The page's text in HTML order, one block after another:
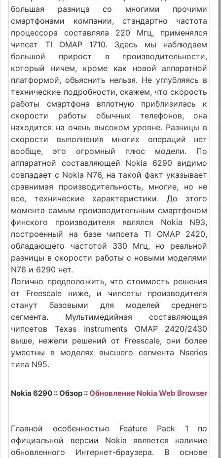
большая разница со многими прочими
смартфонами компании, стандартно частота
процессора составляла 220 Мгц, применялся
чипсет TI OMAP 1710. Здесь мы наблюдаем
большой прирост в производительности,
который ничем, кроме как новой аппаратной
платформой, объяснить нельзя. Не углубляясь в
технические подробности, скажем, что скорость
работы смартфона вплотную приблизилась к
скорости работы обычных телефонов, она
находится на очень высоком уровне. Разницы в
скорости выполнения многих операций нет
вообще, это огромный плюс модели. По
аппаратной составляющей Nokia 6290 видимо
совпадает с Nokia N76, на такой факт указывает
сравнимая производительность, многие, но не
все, технические характеристики. До этого
момента самым производительным смартфоном
финского производителя являлся Nokia N93,
построенный на базе чипсета TI OMAP 2420,
обладающего частотой 330 Мгц, но реальной
разницы в скорости работы с новыми моделями
N76 и 6290 нет.
Логично предположить, что стоимость решения
от Freescale ниже, и чипсеты производителя
станут базовыми для моделей среднего
сегмента. Мультимедийная составляющая
чипсетов Texas Instruments OMAP 2420/2430
выше, нежели решений от Freescale, они более
уместны в моделях высшего сегмента Nseries
типа N95.
Nokia 6290 :: Обзор ::Обновление Nokia Web Browser
Главной особенностью Feature Pack 1 по
официальной версии Nokia является наличие
обновленного Интернет-браузера. В основе